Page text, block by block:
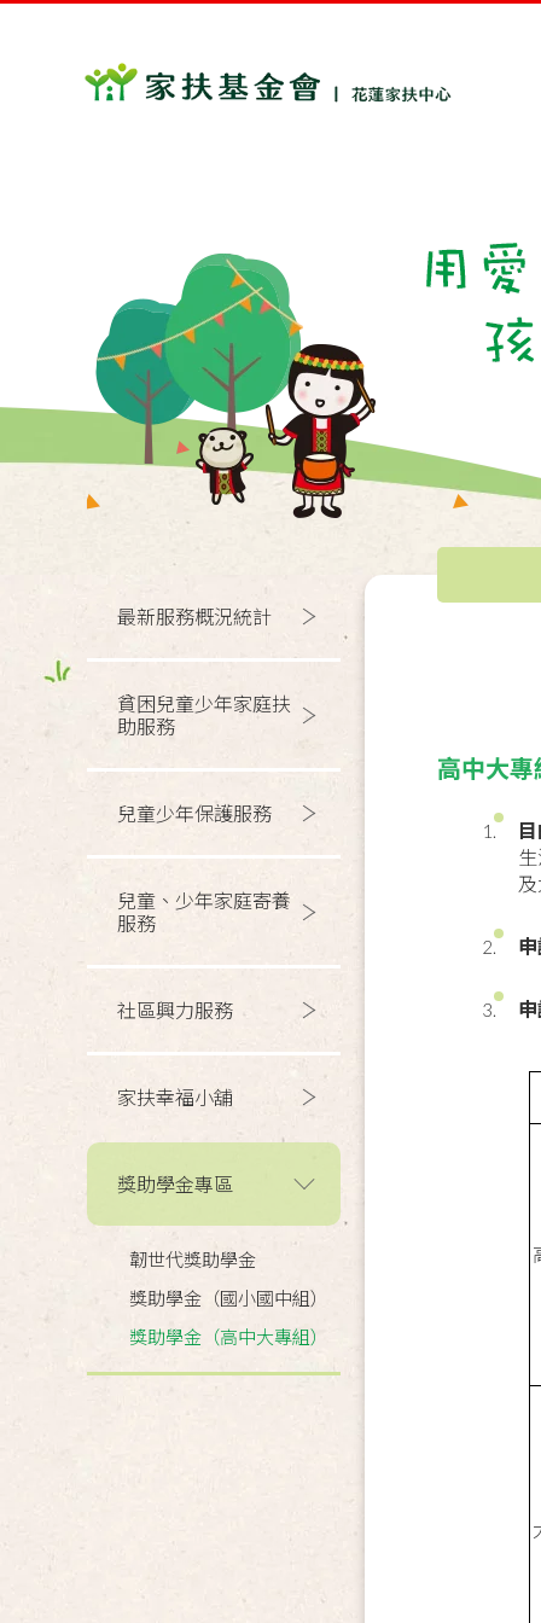
最新服務概況統計
貧困兒童少年家庭扶
助服務
兒童少年保護服務
兒童、少年家庭寄養
服務
社區興力服務
家扶幸福小舖
獎助學金專區
韌世代獎助學金
獎助學金（國小國中組）
獎助學金（高中大專組）
高中大專